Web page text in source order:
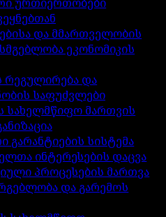
და მმართველობის
ეკონომიკის
რეგულირება და
საფუძვლები
სახელმწიფო მართვის
გარანტიების სისტემა
ინტერესების დაცვა
პროცესების მართვა
და გარემოს